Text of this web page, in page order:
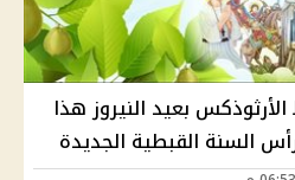
بعيد النيروز هذا
السنة القبطية الجديدة